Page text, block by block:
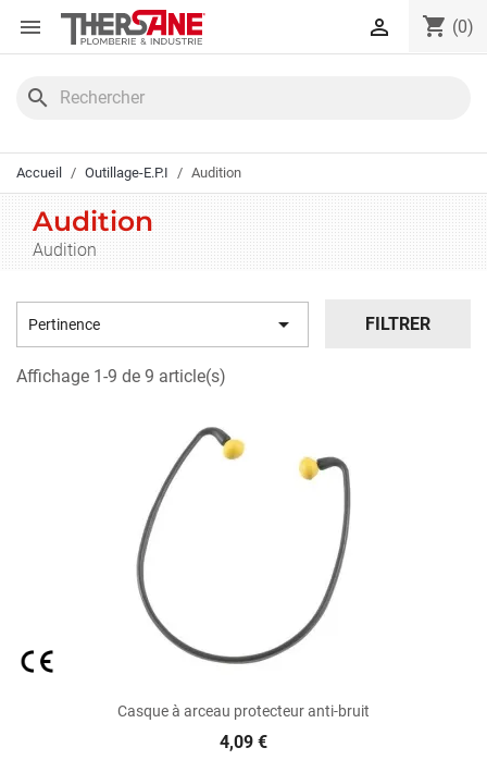
Panneau de gestion des cookies
 shopping_cart (0)

search
Accueil Outillage-E.P.I Audition
Audition
Audition
Pertinence  FILTRER
Affichage 1-9 de 9 article(s)
Casque à arceau protecteur anti-bruit
4,09 €